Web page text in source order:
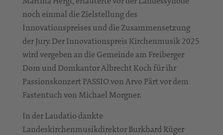
noch einmal die Zielstellung des
Innovationspreises und die Zusammensetzung
der Jury. Der Innovationspreis Kirchenmusik 2025
wird vergeben an die Gemeinde am Freiberger
Dom und Domkantor Albrecht Koch für ihr
Passionskonzert PASSIO von Arvo Pärt vor dem
Fastentuch von Michael Morgner.
In der Laudatio dankte
Landeskirchenmusikdirektor Burkhard Rüger